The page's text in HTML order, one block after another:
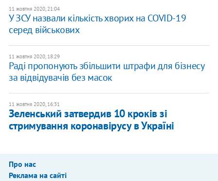
11 жовтня 2020, 21:04
У ЗСУ назвали кількість хворих на COVID-19
серед військових
11 жовтня 2020, 18:29
Раді пропонують збільшити штрафи для бізнесу
за відвідувачів без масок
11 жовтня 2020, 16:31
Зеленський затвердив 10 кроків зі
стримування коронавірусу в Україні
Про нас
Реклама на сайті